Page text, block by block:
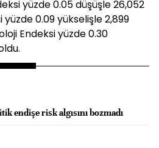
yüzde 0.05 düşüşle 26,052
yüzde 0.09 yükselişle 2,899
Endeksi yüzde 0.30
endişe risk algısını bozmadı